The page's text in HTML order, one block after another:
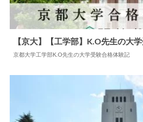
【京大】【工学部】K.O先生の大
京都大学工学部K.O先生の大学受験合格体験記